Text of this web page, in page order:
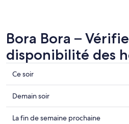
Bora Bora –
disponibilité des
Consultez
les
prix
à Bora
Bora
Ce soir
Consulter
les
prix
Demain soir
Consultez
La fin de semaine prochaine